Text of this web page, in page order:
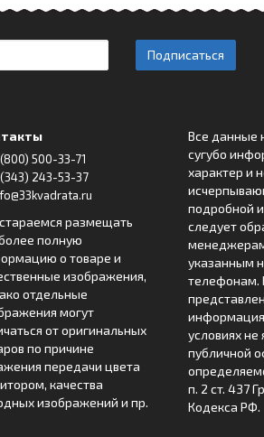
Подписаться
500-33-71
243-53-37
размещать
полную
о товаре и
изображения,
отдельные
могут
от оригинальных
по причине
передачи цвета
качества
изображений и пр.
Все данные
сугубо
характер и
подробной
следует
указанным
телефонам.
информация
условиях не
публичной
п. 2 ст. 437
Кодекса РФ.